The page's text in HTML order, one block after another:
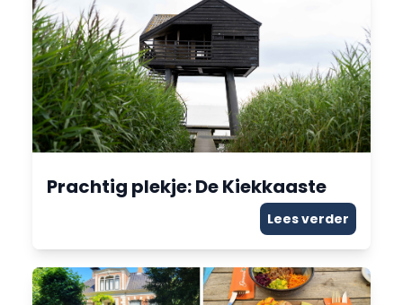
Prachtig plekje: De Kiekkaaste
Lees verder